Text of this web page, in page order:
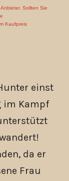
Sollten Sie
Kaufpreis
einst
im Kampf
da er
Frau